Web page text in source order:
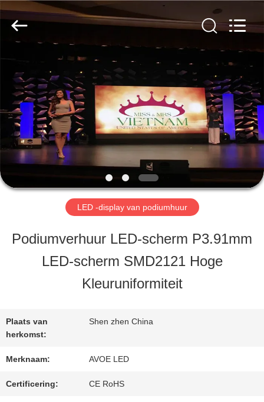
HUIS
PRODUCTEN
OVER
ONS
KWALITEITSCONTROLE
CONTACT
MET
ONS
Shen
Zhen
AVOE
Co.,
Rights
Reserved.
LED -display van podiumhuur
Podiumverhuur LED-scherm P3.91mm
LED-scherm SMD2121 Hoge
Kleuruniformiteit
Plaats van
herkomst:
Shen zhen China
Merknaam: AVOE LED
Certificering: CE RoHS